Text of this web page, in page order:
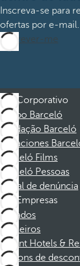
Inscreva-se para
ofertas por e-mail.
Inscrever-me
Corporativo
Grupo Barceló
Fundação Barceló
Vacaciones
Barceló Films
Barceló Pessoas
Canal de denúncia
Empresas
Afiliados
Parceiros
Dorint Hotels &
Cupons de